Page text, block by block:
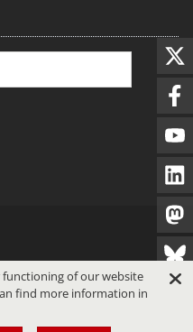
of our website
find more information in